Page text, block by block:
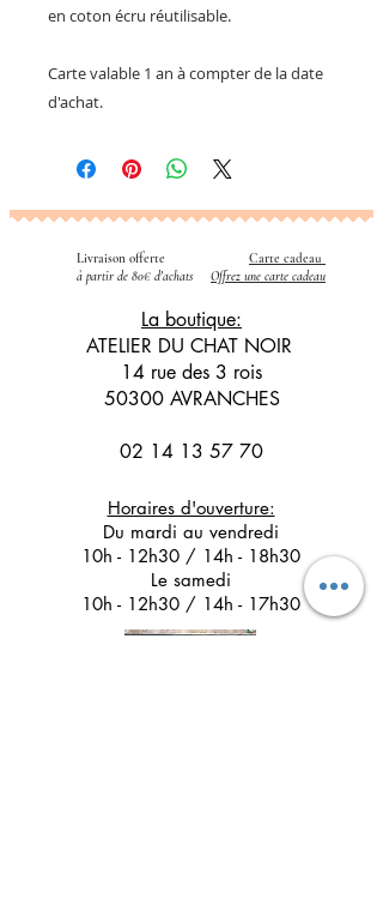
en coton écru réutilisable.
Carte valable 1 an à compter de la date
d'achat.
Livraison offerte
à partir de 80€ d'achats
Carte cadeau
Offrez une carte cadeau
La boutique:
ATELIER DU CHAT NOIR
14 rue des 3 rois
50300 AVRANCHES
02 14 13 57 70
Horaires d'ouverture:
Du mardi au vendredi
10h - 12h30 / 14h - 18h30
Le samedi
10h - 12h30 / 14h - 17h30